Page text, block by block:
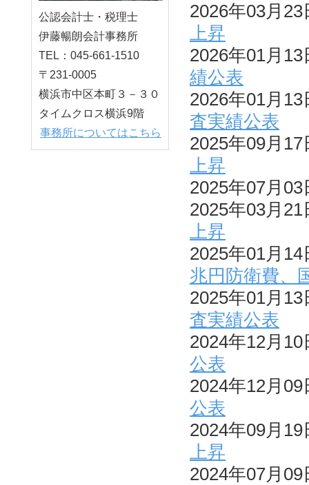
公認会計士・税理士
伊藤暢朗会計事務所
TEL：045-661-1510
〒231-0005
横浜市中区本町３－３０
タイムクロス横浜9階
事務所についてはこちら
2026年03月
上昇
2026年01月
績公表
2026年01月
査実績公表
2025年09月
上昇
2025年07月
2025年03月
上昇
2025年01月
兆円防衛費、
2025年01月
査実績公表
2024年12月
公表
2024年12月
公表
2024年09月
上昇
2024年07月